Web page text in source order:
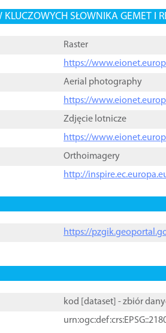
KLUCZOWYCH SŁOWNIKA GEMET I
Raster
https://
Aerial photography
https://
Zdjęcie lotnicze
https://
Orthoimagery
http://
https://
kod [ dataset ] - zbiór